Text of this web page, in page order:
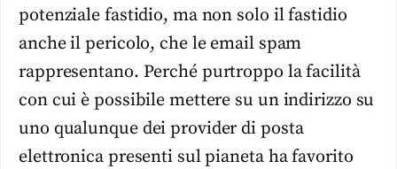
potenziale fastidio, ma non solo il fastidio
anche il pericolo, che le email spam
rappresentano. Perché purtroppo la facilità
con cui è possibile mettere su un indirizzo su
uno qualunque dei provider di posta
elettronica presenti sul pianeta ha favorito